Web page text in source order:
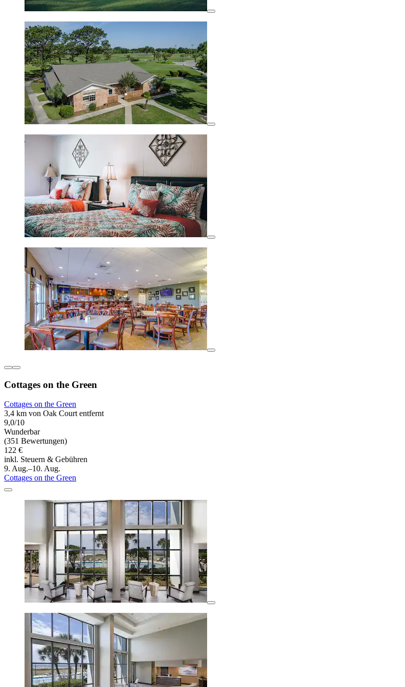
Cottages on the Green
Cottages on the Green
3,4 km von Oak Court entfernt
9,0/10
Wunderbar
(351 Bewertungen)
122 €
inkl. Steuern & Gebühren
9. Aug.–10. Aug.
Cottages on the Green